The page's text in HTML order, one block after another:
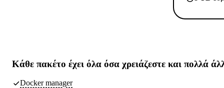
Κάθε πακέτο έχει όλα όσα χρειάζεστε και πολλά
Docker manager